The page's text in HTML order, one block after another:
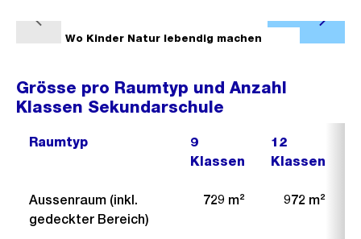
h
e
r
e
s
l
Wo Kinder Natur lebendig machen
Grösse pro Raumtyp und Anzahl
Klassen Sekundarschule
Raumtyp
9
Klassen
12
Klassen
Aussenraum (inkl.
gedeckter Bereich)
729 m² 972 m²